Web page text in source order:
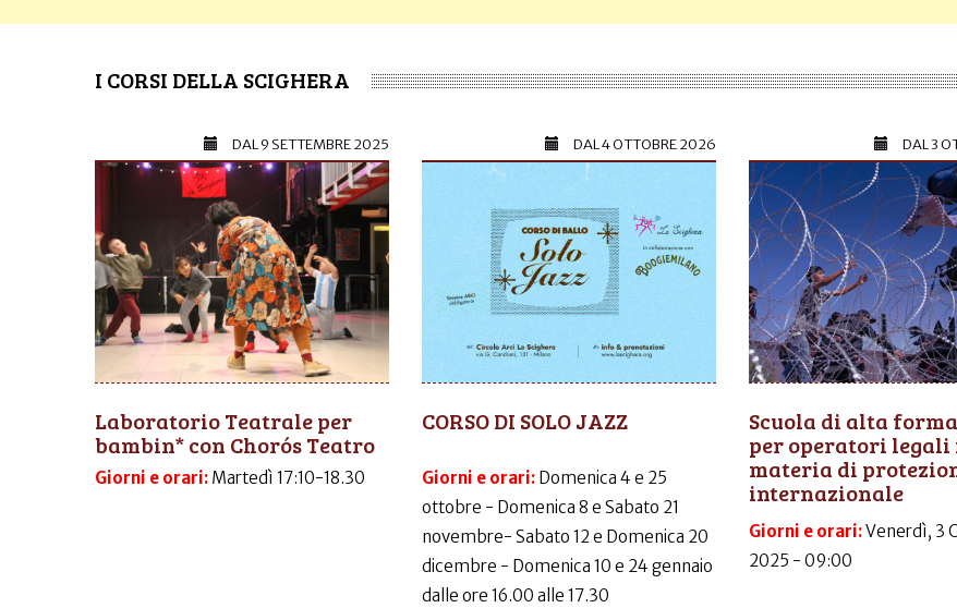
I CORSI DELLA SCIGHERA
DAL9 SETTEMBRE 2025
Laboratorio Teatrale per
bambin* con Chorós Teatro
Giorni e orari: Martedì 17:10-18.30
DAL4 OTTOBRE 2026
CORSO DI SOLO JAZZ
Giorni e orari: Domenica 4 e 25
ottobre - Domenica 8 e Sabato 21
novembre- Sabato 12 e Domenica 20
dicembre - Domenica 10 e 24 gennaio
dalle ore 16.00 alle 17.30
DAL3
Scuola di alta
per operatori legali
materia di
internazionale
Giorni e orari:Venerdì, 3
2025 - 09:00